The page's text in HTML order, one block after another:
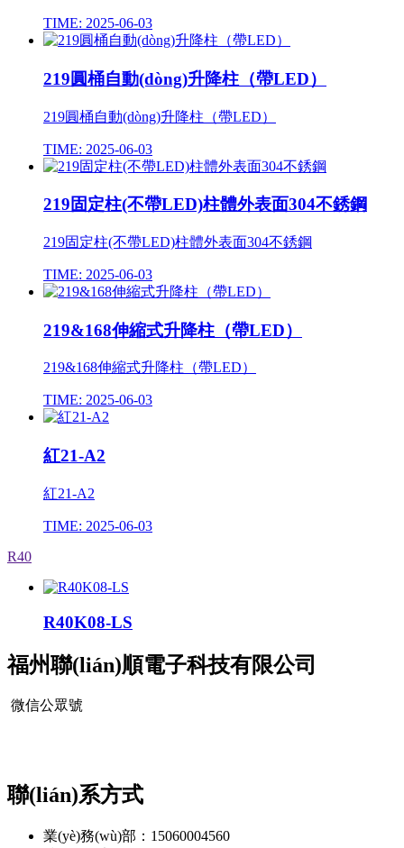
TIME: 2025-06-03
219圓桶自動(dòng)升降柱（帶LED）
219圓桶自動(dòng)升降柱（帶LED）
TIME: 2025-06-03
219固定柱(不帶LED)柱體外表面304不銹鋼
219固定柱(不帶LED)柱體外表面304不銹鋼
TIME: 2025-06-03
219&168伸縮式升降柱（帶LED）
219&168伸縮式升降柱（帶LED）
TIME: 2025-06-03
紅21-A2
紅21-A2
TIME: 2025-06-03
R40
R40K08-LS
福州聯(lián)順電子科技有限公司
微信公眾號
聯(lián)系方式
業(yè)務(wù)部：15060004560